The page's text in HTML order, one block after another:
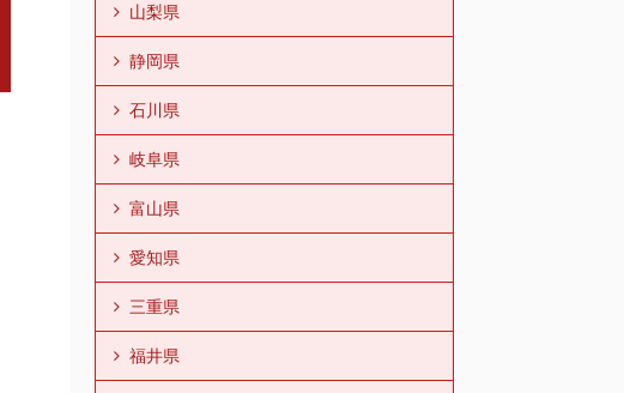
山梨県
静岡県
石川県
岐阜県
富山県
愛知県
三重県
福井県